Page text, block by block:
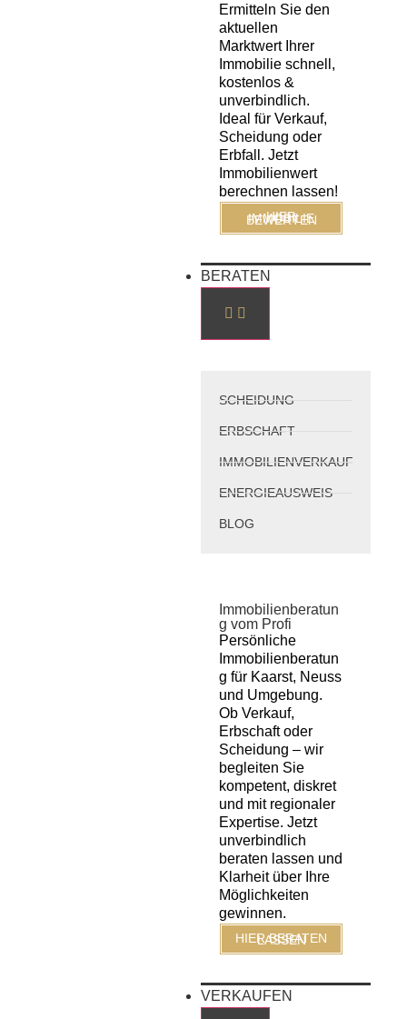
Ermitteln Sie den
aktuellen
Marktwert Ihrer
Immobilie schnell,
kostenlos &
unverbindlich.
Ideal für Verkauf,
Scheidung oder
Erbfall. Jetzt
Immobilienwert
berechnen lassen!
HIER IMMOBILIE BEWERTEN
BERATEN
SCHEIDUNG
ERBSCHAFT
IMMOBILIENVERKAUF
ENERGIEAUSWEIS
BLOG
Immobilienberatun
g vom Profi
Persönliche
Immobilienberatun
g für Kaarst, Neuss
und Umgebung.
Ob Verkauf,
Erbschaft oder
Scheidung – wir
begleiten Sie
kompetent, diskret
und mit regionaler
Expertise. Jetzt
unverbindlich
beraten lassen und
Klarheit über Ihre
Möglichkeiten
gewinnen.
HIER BERATEN LASSEN
VERKAUFEN